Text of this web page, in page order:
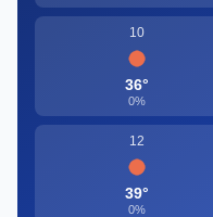
10
36°
0%
12
39°
0%